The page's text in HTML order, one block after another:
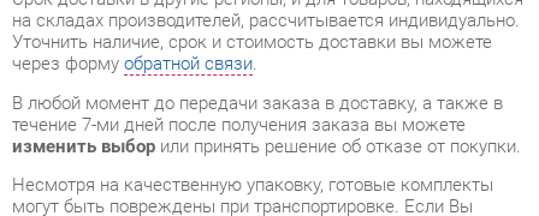
изменить выбор или принять решение об отказе от покупки.
Несмотря на качественную упаковку, готовые комплекты
могут быть повреждены при транспортировке. Если Вы
заметили дефект при приёме - мы заменим поврежденную
деталь.Повторная доставкатовара -бесплатна.
На всю мебель категории Готовые комплекты
года с момента приобретения.